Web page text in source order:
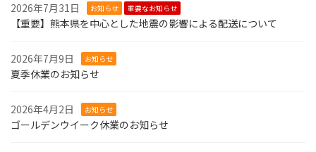
2026年7月31日 お知らせ 重要なお知らせ
【重要】熊本県を中心とした地震の影響による配送について
2026年7月9日 お知らせ
夏季休業のお知らせ
2026年4月2日 お知らせ
ゴールデンウイーク休業のお知らせ